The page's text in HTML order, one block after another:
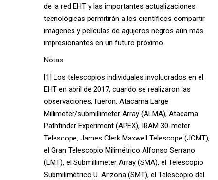
de la red EHT y las importantes actualizaciones
tecnológicas permitirán a los científicos compartir
imágenes y películas de agujeros negros aún más
impresionantes en un futuro próximo.
Notas
[1] Los telescopios individuales involucrados en el
EHT en abril de 2017, cuando se realizaron las
observaciones, fueron: Atacama Large
Millimeter/submillimeter Array (ALMA), Atacama
Pathfinder Experiment (APEX), IRAM 30-meter
Telescope, James Clerk Maxwell Telescope (JCMT),
el Gran Telescopio Milimétrico Alfonso Serrano
(LMT), el Submillimeter Array (SMA), el Telescopio
Submilimétrico U. Arizona (SMT), el Telescopio del